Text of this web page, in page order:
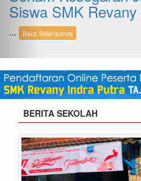
Kegiatan
Indra Putra...
BERITA SEKOLAH